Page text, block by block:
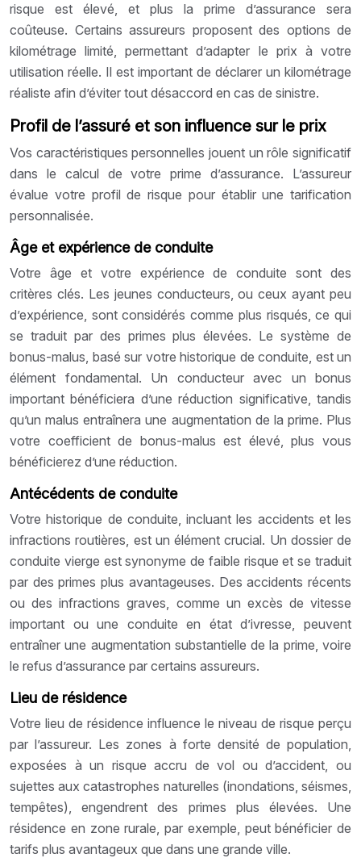
risque est élevé, et plus la prime d’assurance sera
coûteuse. Certains assureurs proposent des options de
kilométrage limité, permettant d’adapter le prix à votre
utilisation réelle. Il est important de déclarer un kilométrage
réaliste afin d’éviter tout désaccord en cas de sinistre.
Profil de l’assuré et son influence sur le prix
Vos caractéristiques personnelles jouent un rôle significatif
dans le calcul de votre prime d’assurance. L’assureur
évalue votre profil de risque pour établir une tarification
personnalisée.
Âge et expérience de conduite
Votre âge et votre expérience de conduite sont des
critères clés. Les jeunes conducteurs, ou ceux ayant peu
d’expérience, sont considérés comme plus risqués, ce qui
se traduit par des primes plus élevées. Le système de
bonus-malus, basé sur votre historique de conduite, est un
élément fondamental. Un conducteur avec un bonus
important bénéficiera d’une réduction significative, tandis
qu’un malus entraînera une augmentation de la prime. Plus
votre coefficient de bonus-malus est élevé, plus vous
bénéficierez d’une réduction.
Antécédents de conduite
Votre historique de conduite, incluant les accidents et les
infractions routières, est un élément crucial. Un dossier de
conduite vierge est synonyme de faible risque et se traduit
par des primes plus avantageuses. Des accidents récents
ou des infractions graves, comme un excès de vitesse
important ou une conduite en état d’ivresse, peuvent
entraîner une augmentation substantielle de la prime, voire
le refus d’assurance par certains assureurs.
Lieu de résidence
Votre lieu de résidence influence le niveau de risque perçu
par l’assureur. Les zones à forte densité de population,
exposées à un risque accru de vol ou d’accident, ou
sujettes aux catastrophes naturelles (inondations, séismes,
tempêtes), engendrent des primes plus élevées. Une
résidence en zone rurale, par exemple, peut bénéficier de
tarifs plus avantageux que dans une grande ville.